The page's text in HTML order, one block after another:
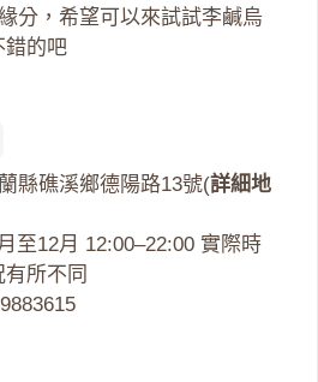
分，希望可以來試試李鹹烏
錯的吧
縣礁溪鄉德陽路13號(詳細地
至12月 12:00–22:00 實際時
所不同